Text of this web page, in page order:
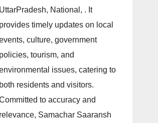
UttarPradesh, National, . It
provides timely updates on local
culture, government
policies, tourism, and
issues, catering to
both residents and visitors.
to accuracy and
relevance, Samachar Saaransh